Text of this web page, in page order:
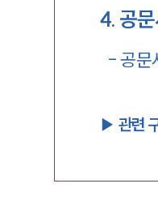
4. 공
-공문
▶︎ 관련